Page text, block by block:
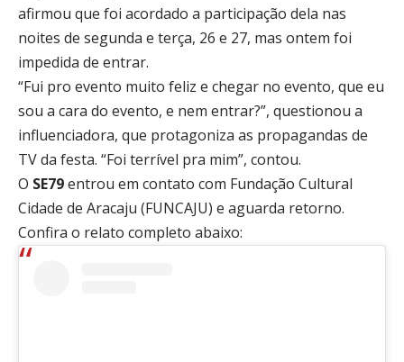
afirmou que foi acordado a participação dela nas
noites de segunda e terça, 26 e 27, mas ontem foi
impedida de entrar.
“Fui pro evento muito feliz e chegar no evento, que eu
sou a cara do evento, e nem entrar?”, questionou a
influenciadora, que protagoniza as propagandas de
TV da festa. “Foi terrível pra mim”, contou.
O SE79entrou em contato com Fundação Cultural
Cidade de Aracaju (FUNCAJU) e aguarda retorno.
Confira o relato completo abaixo: